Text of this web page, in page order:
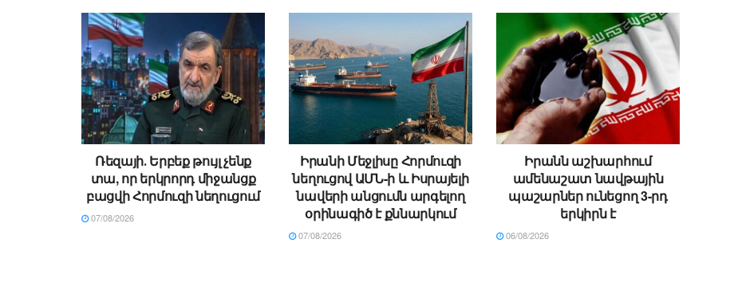
Ռեզայի․ Երբեք թույլ չենք
տա, որ երկրորդ միջանցք
բացվի Հորմուզի նեղուցում
07/08/2026
Իրանի Մեջլիսը Հորմուզի
նեղուցով ԱՄՆ-ի և Իսրայելի
նավերի անցումն արգելող
օրինագիծ է քննարկում
07/08/2026
Իրանն աշխարհում
ամենաշատ նավթային
պաշարներ ունեցող 3-րդ
երկիրն է
06/08/2026